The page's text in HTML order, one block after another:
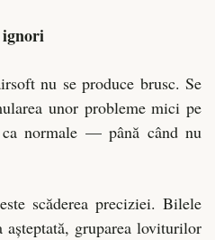
ignori
nu se produce brusc. Se
unor probleme mici pe
normale — până când nu
scăderea preciziei. Bilele
gruparea loviturilor